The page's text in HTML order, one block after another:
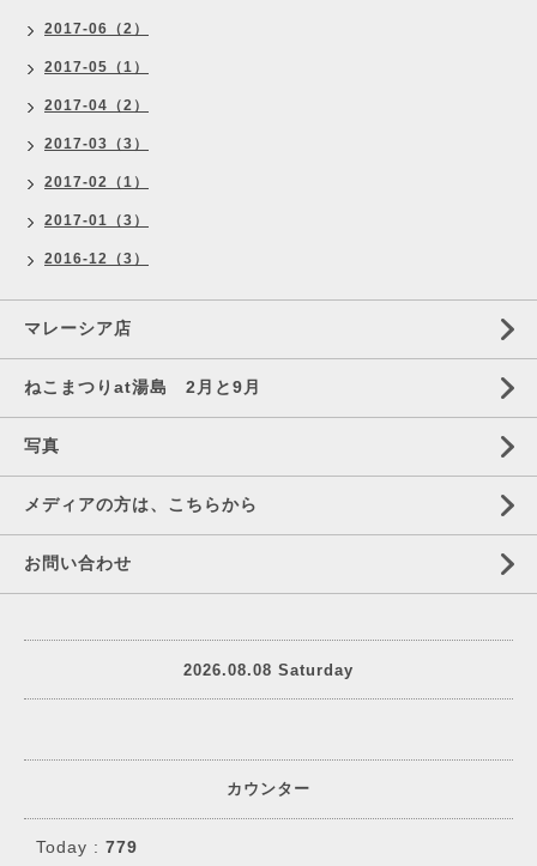
2017-06（2）
2017-05（1）
2017-04（2）
2017-03（3）
2017-02（1）
2017-01（3）
2016-12（3）
マレーシア店
ねこまつりat湯島 2月と9月
写真
メディアの方は、こちらから
お問い合わせ
2026.08.08 Saturday
カウンター
Today : 779